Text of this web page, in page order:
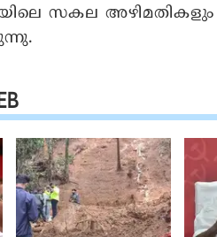
സകല